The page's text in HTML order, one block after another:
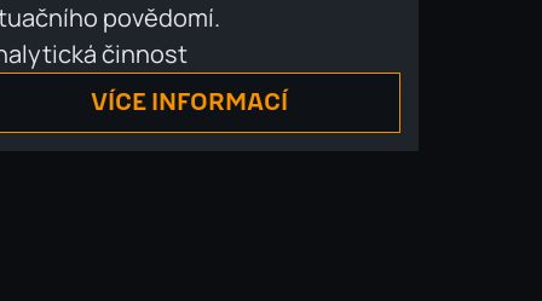
povědomí.
činnost
VÍCE INFORMACÍ